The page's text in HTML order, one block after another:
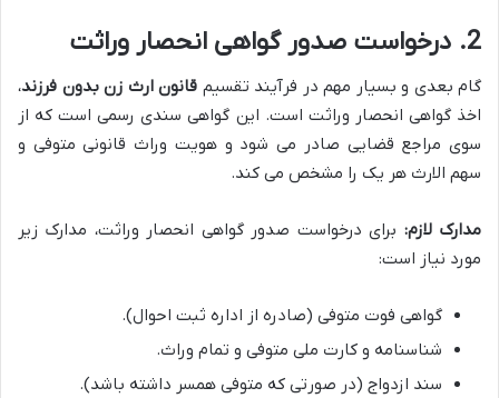
2. درخواست صدور گواهی انحصار وراثت
گام بعدی و بسیار مهم در فرآیند تقسیم قانون ارث زن بدون فرزند،
اخذ گواهی انحصار وراثت است. این گواهی سندی رسمی است که از
سوی مراجع قضایی صادر می شود و هویت وراث قانونی متوفی و
سهم الارث هر یک را مشخص می کند.
مدارک لازم: برای درخواست صدور گواهی انحصار وراثت، مدارک زیر
مورد نیاز است:
گواهی فوت متوفی (صادره از اداره ثبت احوال).
شناسنامه و کارت ملی متوفی و تمام وراث.
سند ازدواج (در صورتی که متوفی همسر داشته باشد).